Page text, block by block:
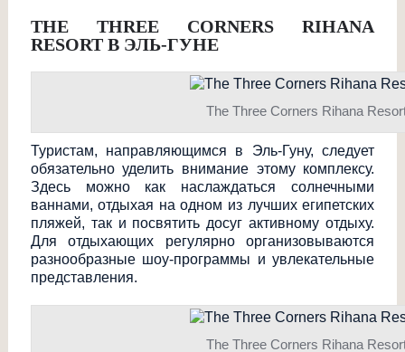
THE THREE CORNERS RIHANA
RESORT В ЭЛЬ-ГУНЕ
The Three Corners Rihana
Туристам, направляющимся в Эль-Гуну, следует
обязательно уделить внимание этому комплексу.
Здесь можно как наслаждаться солнечными
ваннами, отдыхая на одном из лучших египетских
пляжей, так и посвятить досуг активному отдыху.
Для отдыхающих регулярно организовываются
разнообразные шоу-программы и увлекательные
представления.
The Three Corners Rihana